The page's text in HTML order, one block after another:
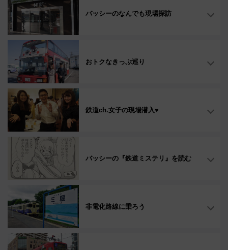
バッシーのなんでも現場探訪
おトクなきっぷ巡り
鉄道ch.女子の現場潜入♥
バッシーの『鉄道ミステリ』を読む
非電化路線に乗ろう